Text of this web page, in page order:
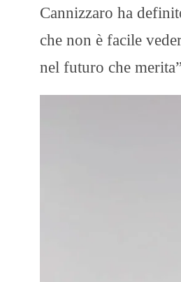
Cannizzaro ha
che non è facile
nel futuro che